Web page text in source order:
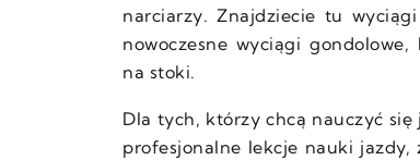
narciarzy. Znajdziecie tu
nowoczesne wyciągi
na stoki.
Dla tych, którzy chcą nauczyć
profesjonalne lekcje nauki jazdy,